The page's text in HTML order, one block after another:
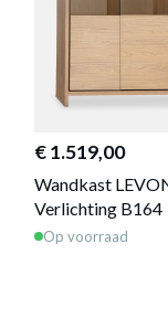
€ 1.519,00
Wandkast
Verlichting B164
Op voorraad
TV-
Productnummer:
€ 651,00
Prijs per stuk, incl. btw
GA NAAR